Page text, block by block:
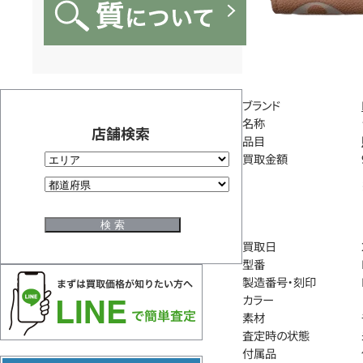
店舗検索
ブランド
名称
品目
買取金額
買取日
型番
製造番号・刻印
カラー
素材
査定時の状態
付属品